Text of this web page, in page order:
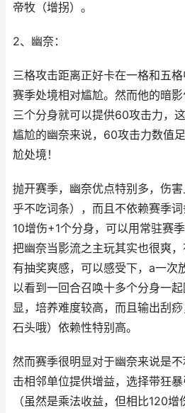
帝牧（增拐）。
2、幽奈：
三格攻击距离正好卡在一格和五
赛季处境相对尴尬。然而他的暗影
三个分身就可以提供60攻击力，
尴尬的幽奈来说，60攻击力数值
尬处境！
抛开赛季，幽奈优点特别多，伤
乎不吃词条），而且不依赖赛季
10增伤+1个分身，可以用常驻赛
把幽奈当影流之主玩其实也很爽
有抽奖爽感，可以感受下，a一次
以看到一回合召唤十多个分身一
显，培养难度较高，而且输出刮
石头哦）依赖性特别高。
然而赛季很明显对于幽奈来说是
击相邻单位提供增益，选择带狂
（虽然是乘法收益，但相比120